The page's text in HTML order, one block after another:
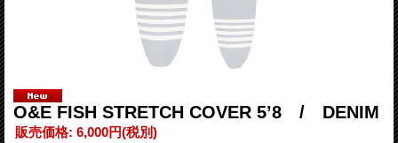
O&E FISH STRETCH COVER 5’8 / DENIM
販売価格: 6,000円(税別)